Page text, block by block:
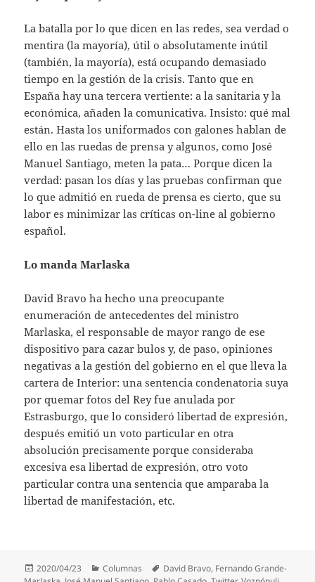
La batalla por lo que dicen en las redes, sea verdad o
mentira (la mayoría), útil o absolutamente inútil
(también, la mayoría), está ocupando demasiado
tiempo en la gestión de la crisis. Tanto que en
España hay una tercera vertiente: a la sanitaria y la
económica, añaden la comunicativa. Insisto: qué mal
están. Hasta los uniformados con galones hablan de
ello en las ruedas de prensa y algunos, como José
Manuel Santiago, meten la pata… Porque dicen la
verdad: pasan los días y las pruebas confirman que
lo que admitió en rueda de prensa es cierto, que su
labor es minimizar las críticas on-line al gobierno
español.
Lo manda Marlaska
David Bravo ha hecho una preocupante
enumeración de antecedentes del ministro
Marlaska, el responsable de mayor rango de ese
dispositivo para cazar bulos y, de paso, opiniones
negativas a la gestión del gobierno en el que lleva la
cartera de Interior: una sentencia condenatoria suya
por quemar fotos del Rey fue anulada por
Estrasburgo, que lo consideró libertad de expresión,
después emitió un voto particular en otra
absolución precisamente porque consideraba
excesiva esa libertad de expresión, otro voto
particular contra una sentencia que amparaba la
libertad de manifestación, etc.
Publicado
2020/04/23 Categorías
Columnas Etiquetas
David Bravo, Fernando Grande-